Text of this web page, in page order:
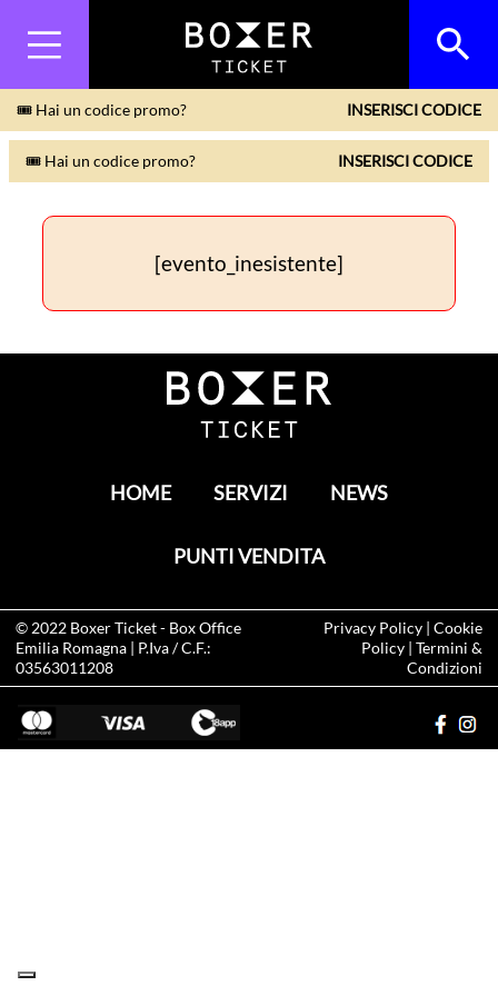
🎟 Hai un codice promo? INSERISCI CODICE
🎟 Hai un codice promo? INSERISCI CODICE
[evento_inesistente]
HOME SERVIZI NEWS
PUNTI VENDITA
© 2022 Boxer Ticket- Box Office
Emilia Romagna | P.Iva / C.F.:
03563011208
Privacy Policy| Cookie
Policy| Termini &
Condizioni